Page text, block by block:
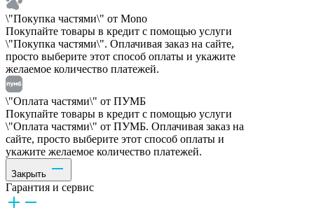
\"Покупка частями\" от Mono
Покупайте товары в кредит с помощью услуги
\"Покупка частями\". Оплачивая заказ на сайте,
просто выберите этот способ оплаты и укажите
желаемое количество платежей.
\"Оплата частями\" от ПУМБ
Покупайте товары в кредит с помощью услуги
\"Оплата частями\" от ПУМБ. Оплачивая заказ на
сайте, просто выберите этот способ оплаты и
укажите желаемое количество платежей.
Закрыть
Гарантия и сервис